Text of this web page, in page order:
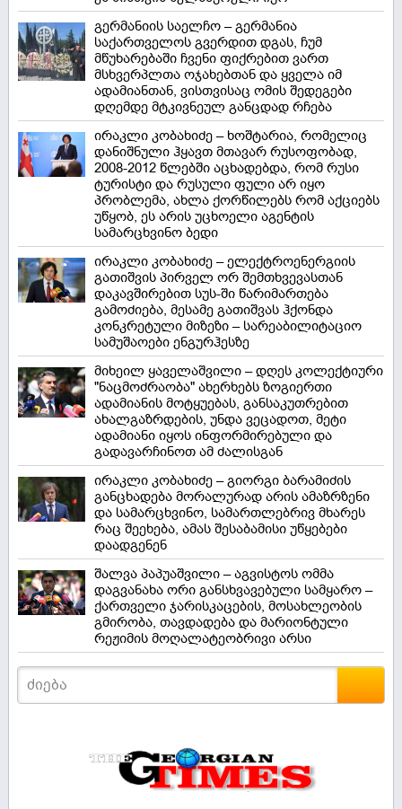
გერმანიის საელჩო – გერმანია
საქართველოს გვერდით დგას, ჩუმ
მწუხარებაში ჩვენი ფიქრებით ვართ
მსხვერპლთა ოჯახებთან და ყველა იმ
ადამიანთან, ვისთვისაც ომის შედეგები
დღემდე მტკივნეულ განცდად რჩება
ირაკლი კობახიძე – ხოშტარია, რომელიც
დანიშნული ჰყავთ მთავარ რუსოფობად,
2008-2012 წლებში აცხადებდა, რომ რუსი
ტურისტი და რუსული ფული არ იყო
პრობლემა, ახლა ქორწილებს რომ აქციებს
უწყობ, ეს არის უცხოელი აგენტის
სამარცხვინო ბედი
ირაკლი კობახიძე – ელექტროენერგიის
გათიშვის პირველ ორ შემთხვევასთან
დაკავშირებით სუს-ში წარიმართება
გამოძიება, მესამე გათიშვას ჰქონდა
კონკრეტული მიზეზი – სარეაბილიტაციო
სამუშაოები ენგურჰესზე
მიხეილ ყაველაშვილი – დღეს კოლექტიური
"ნაცმოძრაობა" ახერხებს ზოგიერთი
ადამიანის მოტყუებას, განსაკუთრებით
ახალგაზრდების, უნდა ვეცადოთ, მეტი
ადამიანი იყოს ინფორმირებული და
გადავარჩინოთ ამ ძალისგან
ირაკლი კობახიძე – გიორგი ბარამიძის
განცხადება მორალურად არის ამაზრზენი
და სამარცხვინო, სამართლებრივ მხარეს
რაც შეეხება, ამას შესაბამისი უწყებები
დაადგენენ
შალვა პაპუაშვილი – აგვისტოს ომმა
დაგვანახა ორი განსხვავებული სამყარო –
ქართველი ჯარისკაცების, მოსახლეობის
გმირობა, თავდადება და მარიონტული
რეჟიმის მოღალატეობრივი არსი